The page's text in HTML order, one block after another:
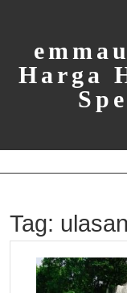
Harga
Tag: